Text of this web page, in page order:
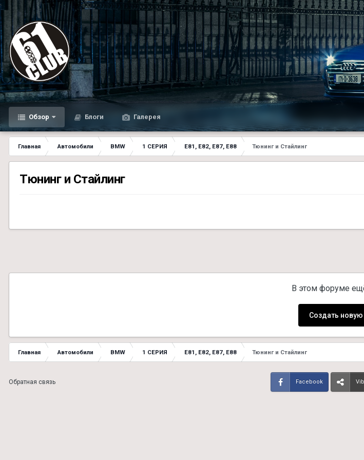
Обзор Блоги Галерея
Главная Автомобили BMW 1 СЕРИЯ E81, E82, E87, E88 Тюнинг и Стайлинг
Тюнинг и Стайлинг
В этом форуме
Создать новую
Главная Автомобили BMW 1 СЕРИЯ E81, E82, E87, E88 Тюнинг и Стайлинг
Обратная связь Facebook